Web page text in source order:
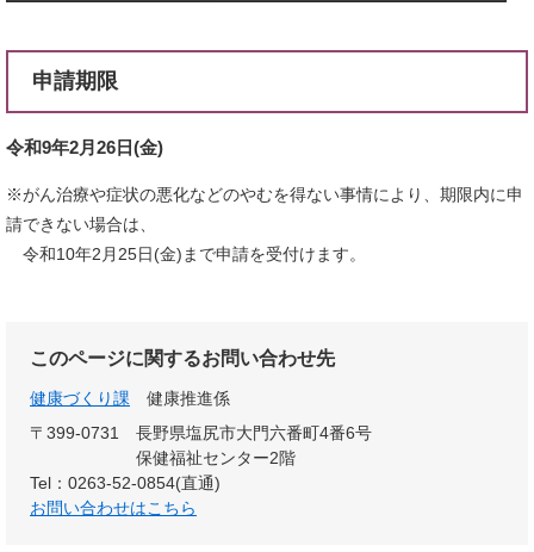
申請期限
令和9年2月26日(金)
※がん治療や症状の悪化などのやむを得ない事情により、期限内に申
請できない場合は、
令和10年2月25日(金)まで申請を受付けます。
このページに関するお問い合わせ先
健康づくり課
健康推進係
〒399-0731
長野県塩尻市大門六番町4番6号
保健福祉センター2階
Tel：0263-52-0854(直通)
お問い合わせはこちら